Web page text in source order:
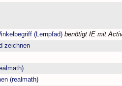
(Lernpfad) benötigt IE mit
zeichnen
(realmath)